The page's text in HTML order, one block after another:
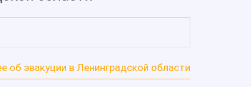
об эвакуции в Ленинградской области